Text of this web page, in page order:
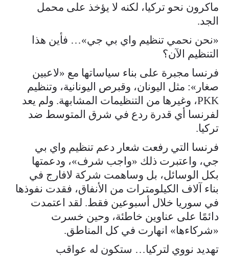
ماكرون نحو تركيا، لكنه لا يؤخذ على محمل
الجد.
«نحن نحمي تنظيم واي بي جي»… فأين هذا
التنظيم الآن؟
فرنسا مجبرة على بناء سياساتها مع «لاعبين
صغار»: مثل اليونان، وقبرص اليونانية، وتنظيم
PKK، وغيرها من التنظيمات المشابهة. ولم يعد
لفرنسا أي قدرة ردع في شرق المتوسط ضد
تركيا.
فرنسا التي رفعت شعار دعم تنظيم واي بي
جي، واعتبرت ذلك «واجب شرف»، ودعمتها
بكل الوسائل، بل وساهمت شركة لافارج في
بناء آلاف الكيلومترات من الأنفاق، فقدت نفوذها
في سوريا خلال أسبوعين فقط. لقد اعتمدت
دائمًا على عناوين خاطئة، وحين خسرت
«شركاءها» انهارت في كل المناطق.
تهديد نووي لتركيا… ستكون له عواقب